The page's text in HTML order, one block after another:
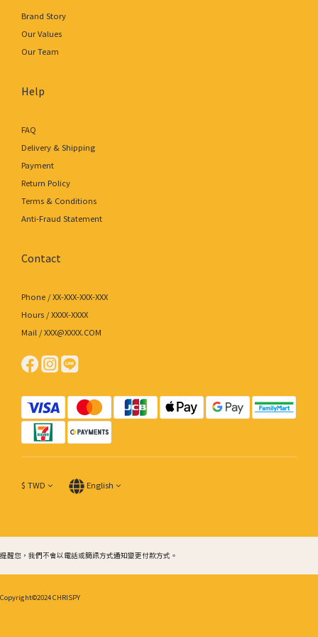
Brand Story
Our Values
Our Team
Help
FAQ
Delivery & Shipping
Payment
Return Policy
Terms & Conditions
Anti-Fraud Statement
Contact
Phone / XX-XXX-XXX-XXX
Hours / XXXX-XXXX
Mail / XXX@XXXX.COM
$ TWD English
提醒您，我們不會以電話或簡訊方式通知變更付款方式。
Copyright©2024 CHRISPY